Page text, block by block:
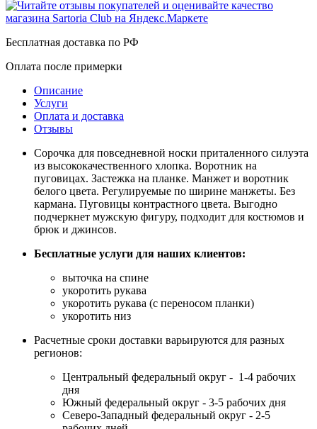
Бесплатная доставка по РФ
Оплата после примерки
Описание
Услуги
Оплата и доставка
Отзывы
Сорочка для повседневной носки приталенного силуэта
из высококачественного хлопка. Воротник на
пуговицах. Застежка на планке. Манжет и воротник
белого цвета. Регулируемые по ширине манжеты. Без
кармана. Пуговицы контрастного цвета. Выгодно
подчеркнет мужскую фигуру, подходит для костюмов и
брюк и джинсов.
Бесплатные услуги для наших клиентов:
выточка на спине
укоротить рукава
укоротить рукава (с переносом планки)
укоротить низ
Расчетные сроки доставки варьируются для разных
регионов:
Центральный федеральный округ - 1-4 рабочих
дня
Южный федеральный округ - 3-5 рабочих дня
Северо-Западный федеральный округ - 2-5